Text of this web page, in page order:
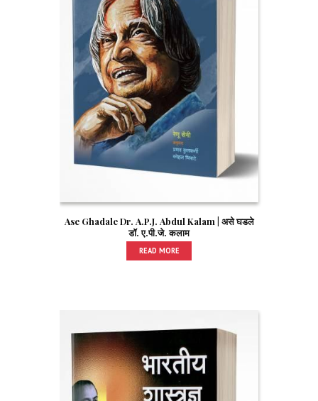
Ase Ghadale Dr. A.P.J. Abdul Kalam | असे घडले
डॉ. ए.पी.जे. कलाम
READ MORE